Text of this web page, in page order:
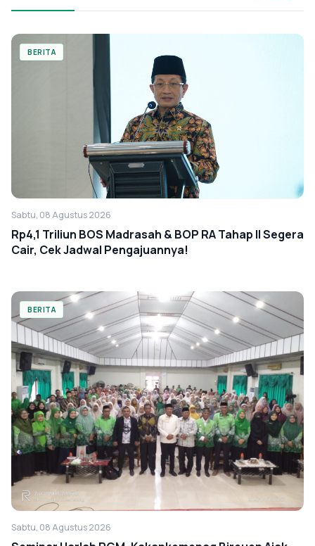
BERITA
Sabtu, 08 Agustus 2026
Rp4,1 Triliun BOS Madrasah & BOP RA Tahap II Segera
Cair, Cek Jadwal Pengajuannya!
BERITA
Sabtu, 08 Agustus 2026